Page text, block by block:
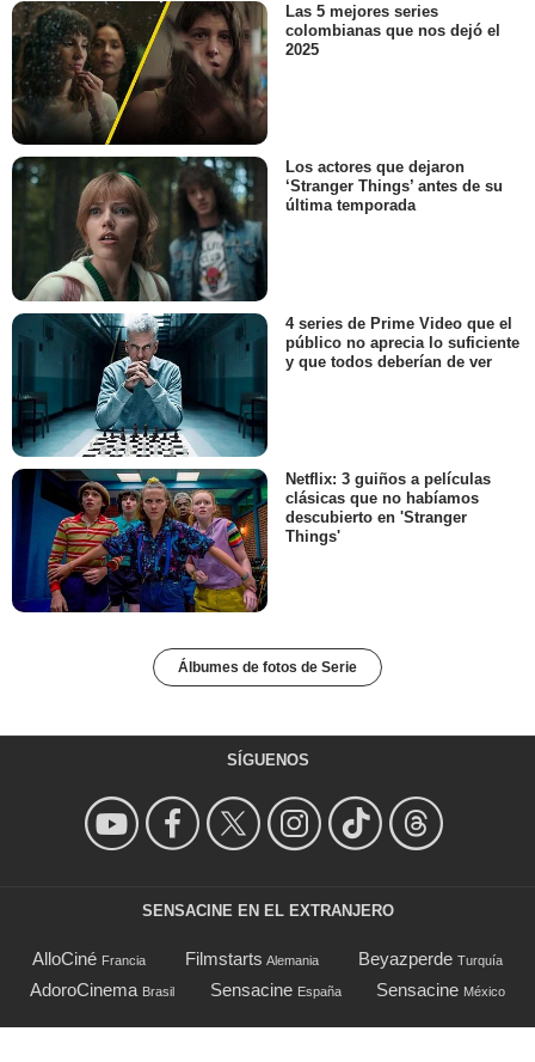
Las 5 mejores series
colombianas que nos dejó el
2025
Los actores que dejaron
‘Stranger Things’ antes de su
última temporada
4 series de Prime Video que el
público no aprecia lo suficiente
y que todos deberían de ver
Netflix: 3 guiños a películas
clásicas que no habíamos
descubierto en 'Stranger
Things'
Álbumes de fotos de Serie
SÍGUENOS
SENSACINE EN EL EXTRANJERO
AlloCiné Francia Filmstarts Alemania Beyazperde Turquía
AdoroCinema Brasil Sensacine España Sensacine México